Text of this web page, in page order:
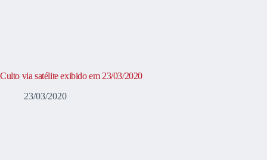
Culto via satélite exibido em 23/03/2020
23/03/2020